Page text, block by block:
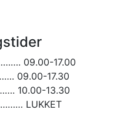
09.00-17.00
09.00-17.30
10.00-13.30
LUKKET